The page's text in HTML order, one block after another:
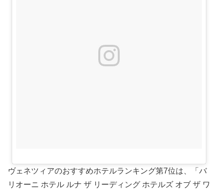
ヴェネツィアのおすすめホテルランキング第7位は、「バ
リオーニ ホテル ルナ ザ リーディング ホテルズ オブ ザ ワ